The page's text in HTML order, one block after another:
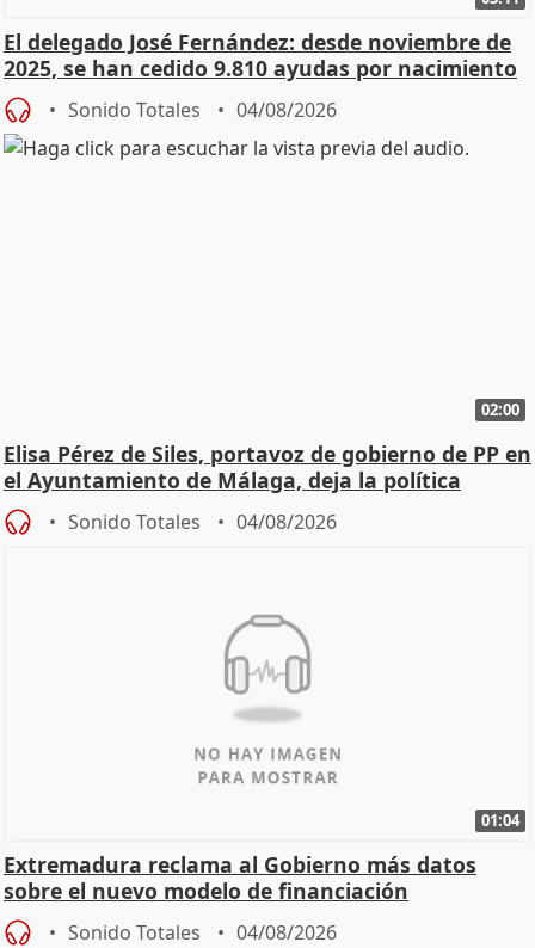
El delegado José Fernández: desde noviembre de
2025, se han cedido 9.810 ayudas por nacimiento
Sonido Totales 04/08/2026
02:00
Elisa Pérez de Siles, portavoz de gobierno de PP en
el Ayuntamiento de Málaga, deja la política
Sonido Totales 04/08/2026
01:04
Extremadura reclama al Gobierno más datos
sobre el nuevo modelo de financiación
Sonido Totales 04/08/2026